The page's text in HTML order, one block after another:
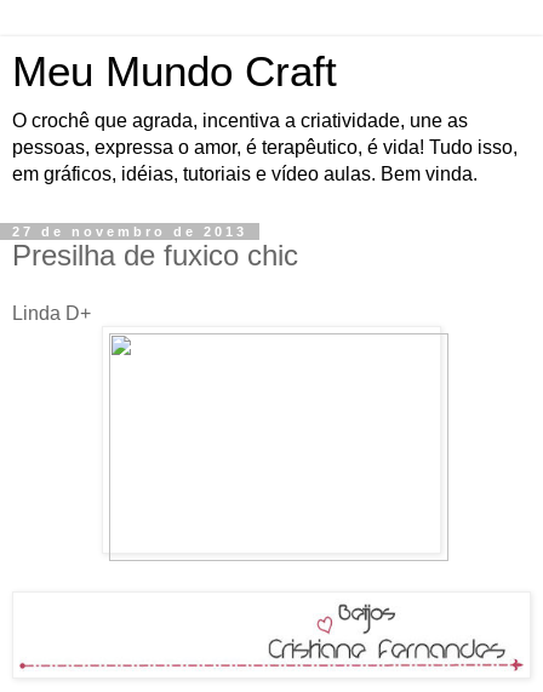
Meu Mundo Craft
O crochê que agrada, incentiva a criatividade, une as
pessoas, expressa o amor, é terapêutico, é vida! Tudo isso,
em gráficos, idéias, tutoriais e vídeo aulas. Bem vinda.
27 de novembro de 2013
Presilha de fuxico chic
Linda D+